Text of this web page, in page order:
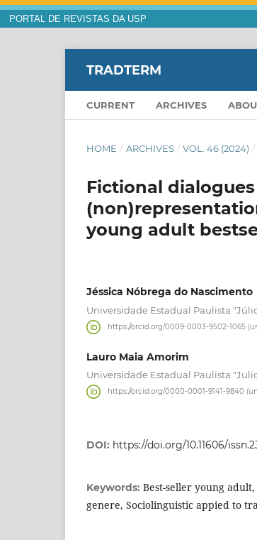
PORTAL DE REVISTAS DA USP
TRADTERM
CURRENT ARCHIVES
HOME / ARCHIVES / VOL. 46 (2024) /
Fictional
young adult
Jéssica Nóbrega do Nascimento
Universidade Estadual Paulista
https://orcid.org/0009-0003-9502-1065
Lauro Maia Amorim
Universidade Estadual Paulista
https://orcid.org/0000-0001-9141-9840
DOI: https://doi.org/10.11606/
Keywords: Best-seller young
genere, Sociolinguistic appied to